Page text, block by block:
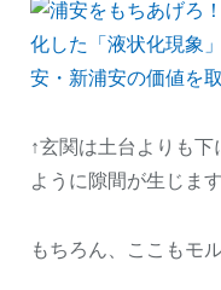
↑玄関は土台よりも
ように隙間が生じます
もちろん、ここもモ